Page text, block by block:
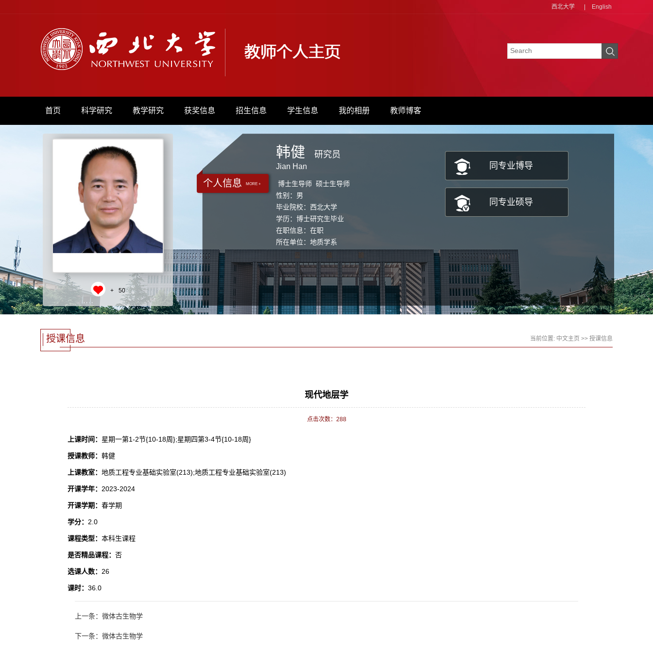
西北大学 English
首页 科学研究 教学研究 获奖信息 招生信息 学生信息 我的相册 教师博客
+ 50
个人信息 MORE +
韩健
Jian Han
研究员
博士生导师 硕士生导师
性别：男
毕业院校：西北大学
学历：博士研究生毕业
在职信息：在职
所在单位：地质学系
同专业博导
同专业硕导
授课信息 当前位置: 中文主页 >> 授课信息
现代地层学
点击次数： 288
上课时间： 星期一第1-2节{10-18周};星期四第3-4节{10-18周}
授课教师： 韩健
上课教室： 地质工程专业基础实验室(213);地质工程专业基础实验室(213)
开课学年： 2023-2024
开课学期： 春学期
学分： 2.0
课程类型： 本科生课程
是否精品课程： 否
选课人数： 26
课时： 36.0
上一条：微体古生物学
下一条：微体古生物学